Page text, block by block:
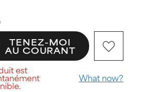
est
What now?
TENEZ-MOI
AU COURANT